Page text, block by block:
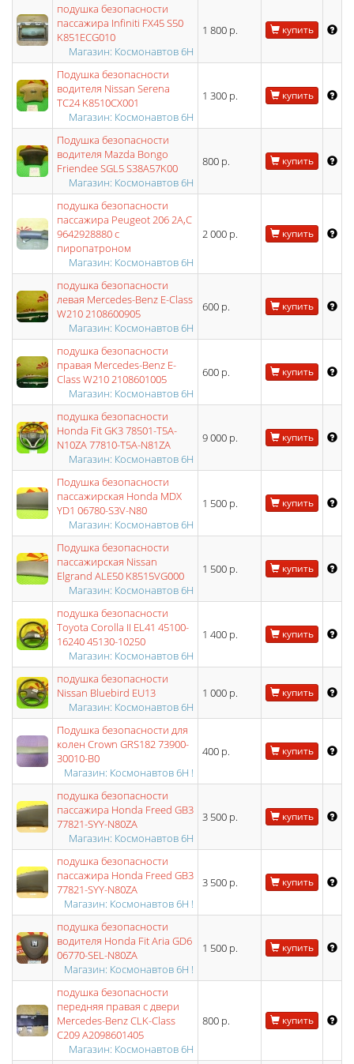
подушка безопасности
пассажира Infiniti FX45 S50
K851ECG010
Магазин: Космонавтов 6Н
1 800 р. купить
Подушка безопасности
водителя Nissan Serena
TC24 K8510CX001
Магазин: Космонавтов 6Н
1 300 р. купить
Подушка безопасности
водителя Mazda Bongo
Friendee SGL5 S38A57K00
Магазин: Космонавтов 6Н
800 р. купить
подушка безопасности
пассажира Peugeot 206 2A,C
9642928880 с
пиропатроном
Магазин: Космонавтов 6Н
2 000 р. купить
подушка безопасности
левая Mercedes-Benz E-Class
W210 2108600905
Магазин: Космонавтов 6Н
600 р. купить
подушка безопасности
правая Mercedes-Benz E-
Class W210 2108601005
Магазин: Космонавтов 6Н
600 р. купить
подушка безопасности
Honda Fit GK3 78501-T5A-
N10ZA 77810-T5A-N81ZA
Магазин: Космонавтов 6Н
9 000 р. купить
Подушка безопасности
пассажирская Honda MDX
YD1 06780-S3V-N80
Магазин: Космонавтов 6Н
1 500 р. купить
Подушка безопасности
пассажирская Nissan
Elgrand ALE50 K8515VG000
Магазин: Космонавтов 6Н
1 500 р. купить
подушка безопасности
Toyota Corolla II EL41 45100-
16240 45130-10250
Магазин: Космонавтов 6Н
1 400 р. купить
подушка безопасности
Nissan Bluebird EU13
Магазин: Космонавтов 6Н
1 000 р. купить
Подушка безопасности для
колен Crown GRS182 73900-
30010-B0
Магазин: Космонавтов 6Н !
400 р. купить
подушка безопасности
пассажира Honda Freed GB3
77821-SYY-N80ZA
Магазин: Космонавтов 6Н
3 500 р. купить
подушка безопасности
пассажира Honda Freed GB3
77821-SYY-N80ZA
Магазин: Космонавтов 6Н !
3 500 р. купить
подушка безопасности
водителя Honda Fit Aria GD6
06770-SEL-N80ZA
Магазин: Космонавтов 6Н !
1 500 р. купить
подушка безопасности
передняя правая с двери
Mercedes-Benz CLK-Class
C209 A2098601405
Магазин: Космонавтов 6Н
800 р. купить